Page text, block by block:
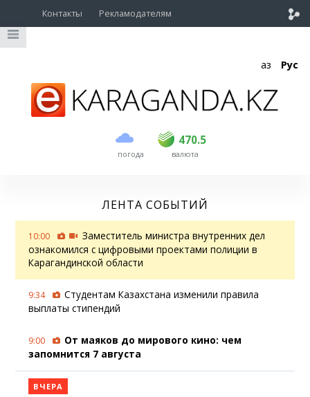
Контакты Рекламодателям
Қаз Рус
погода
470.5
USD 469 470.5
EUR валюта
ЛЕНТА СОБЫТИЙ
10:00
Заместитель министра внутренних дел
ознакомился с цифровыми проектами полиции в
Карагандинской области
9:34
Студентам Казахстана изменили правила
выплаты стипендий
9:00
От маяков до мирового кино: чем
запомнится 7 августа
ВЧЕРА